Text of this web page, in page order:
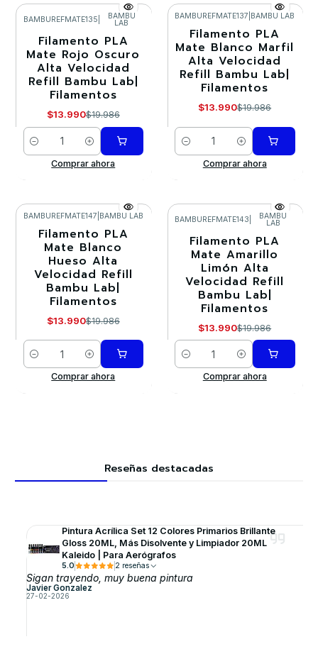
-30%
BAMBUREFMATE135 BAMBU
LAB
Filamento PLA
Mate Rojo Oscuro
Alta Velocidad
Refill Bambu Lab|
Filamentos
$13.990$19.986
Cantidad
Comprar ahora
-30%
BAMBUREFMATE137 BAMBU LAB
Filamento PLA
Mate Blanco Marfil
Alta Velocidad
Refill Bambu Lab|
Filamentos
$13.990$19.986
Cantidad
Comprar ahora
-30%
BAMBUREFMATE147 BAMBU LAB
Filamento PLA
Mate Blanco
Hueso Alta
Velocidad Refill
Bambu Lab|
Filamentos
$13.990$19.986
Cantidad
Comprar ahora
BAMBUREFMATE143 BAMBU
LAB
Filamento PLA
Mate Amarillo
Limón Alta
Velocidad Refill
Bambu Lab|
Filamentos
$13.990$19.986
Cantidad
Comprar ahora
Reseñas destacadas
Pintura Acrílica Set 12 Colores Primarios Brillante
Gloss 20ML, Más Disolvente y Limpiador 20ML
Kaleido | Para Aerógrafos
5.0 2 reseñas
Sigan trayendo, muy buena pintura
Javier Gonzalez
27-02-2026